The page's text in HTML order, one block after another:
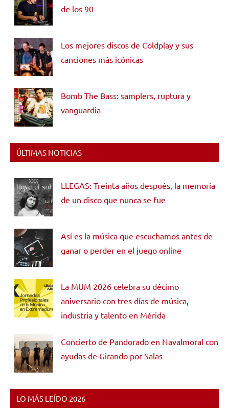
de los 90
Los mejores discos de Coldplay y sus
canciones más icónicas
Bomb The Bass: samplers, ruptura y
vanguardia
ÚLTIMAS NOTICIAS
LLEGAS: Treinta años después, la memoria
de un disco que nunca se fue
Así es la música que escuchamos antes de
ganar o perder en el juego online
La MUM 2026 celebra su décimo
aniversario con tres días de música,
industria y talento en Mérida
Concierto de Pandorado en Navalmoral con
ayudas de Girando por Salas
LO MÁS LEÍDO 2026